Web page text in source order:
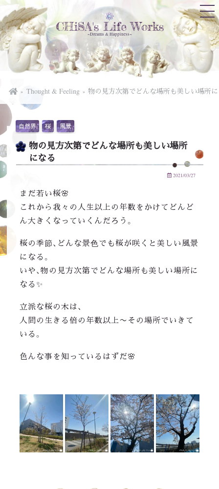
CHiSA's Life Works
~Dreams & Happiness~
Thought & Feeling 物の見方次第でどんな場所も美しい場所
自然界 桜 風景
物の見方次第でどんな場所も美しい場所
になる
2021/03/27
まだ若い桜🌸
これから我々の人生以上の年数をかけてどんど
ん大きくなっていくんだろう。
桜の季節、どんな景色でも桜が咲くと美しい風景
になる。
いや、物の見方次第でどんな場所も美しい場所に
なる✨
立派な桜の木は、
人間の生きる倍の年数以上〜その場所でいきて
いる。
色んな事を知っているはずだ🌸